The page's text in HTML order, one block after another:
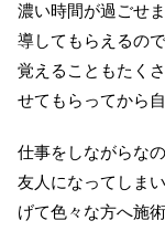
濃い時間が過ごせ
導してもらえるの
覚えることもたく
せてもらってから
仕事をしながらな
友人になってしま
げて色々な方へ施